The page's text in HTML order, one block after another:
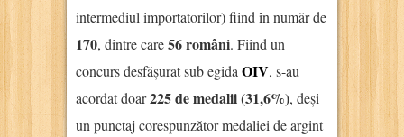
intermediul importatorilor) fiind în număr de
170, dintre care56 români. Fiind un
concurs desfășurat sub egida OIV, s-au
acordat doar225 de medalii (31,6%), deși
un punctaj corespunzător medaliei de argint